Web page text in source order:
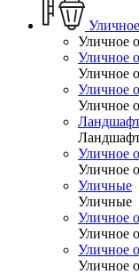
Уличное
Уличное
Уличное
Уличное
Уличное
Уличное
Уличное
Уличные
Уличные
Уличное
Уличное
Уличное
Уличное